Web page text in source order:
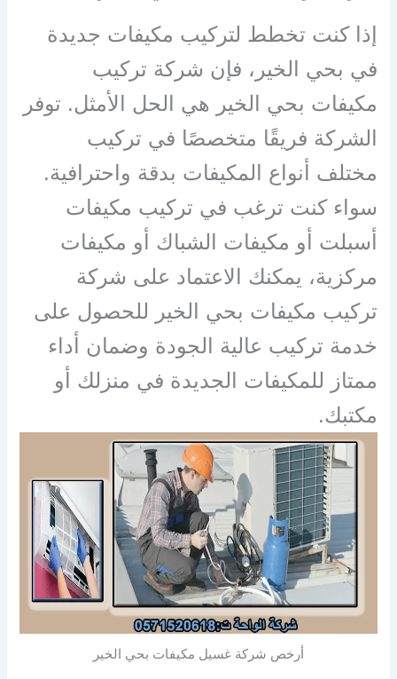
إذا كنت تخطط لتركيب مكيفات جديدة
في بحي الخير، فإن شركة تركيب
مكيفات بحي الخير هي الحل الأمثل. توفر
الشركة فريقًا متخصصًا في تركيب
مختلف أنواع المكيفات بدقة واحترافية.
سواء كنت ترغب في تركيب مكيفات
أسبلت أو مكيفات الشباك أو مكيفات
مركزية، يمكنك الاعتماد على شركة
تركيب مكيفات بحي الخير للحصول على
خدمة تركيب عالية الجودة وضمان أداء
ممتاز للمكيفات الجديدة في منزلك أو
مكتبك.
أرخص شركة غسيل مكيفات بحي الخير